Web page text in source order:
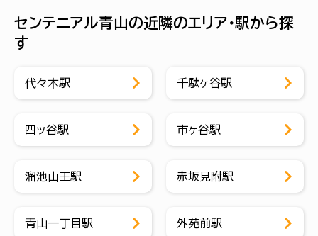
センテニアル青山の近隣のエリア・駅から探
す
代々木駅 千駄ヶ谷駅
四ッ谷駅 市ヶ谷駅
溜池山王駅 赤坂見附駅
青山一丁目駅 外苑前駅